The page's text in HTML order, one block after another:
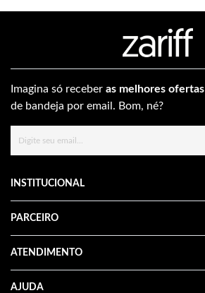
Imagina só receber as melhores ofertas
de bandeja por email. Bom, né?
INSTITUCIONAL
PARCEIRO
ATENDIMENTO
AJUDA